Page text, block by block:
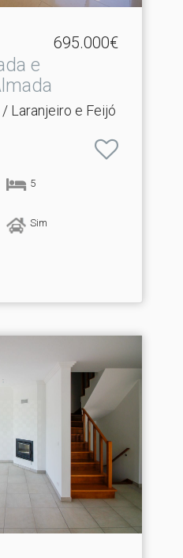
695.000€
e
Laranjeiro e Feijó
5
Sim